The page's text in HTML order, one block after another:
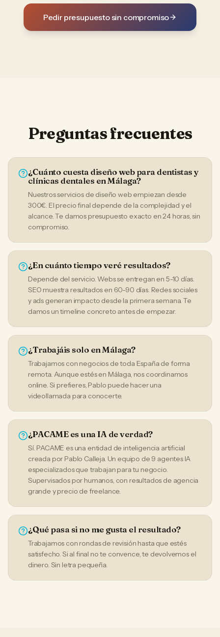
Pedir presupuesto sin compromiso
Preguntas frecuentes
¿Cuánto cuesta diseño web para dentistas y
clínicas dentales en Málaga?
Nuestros servicios de diseño web empiezan desde
300€. El precio final depende de la complejidad y el
alcance. Te damos presupuesto exacto en 24 horas, sin
compromiso.
¿En cuánto tiempo veré resultados?
Depende del servicio. Webs se entregan en 5-10 días.
SEO muestra resultados en 60-90 días. Redes sociales
y ads generan impacto desde la primera semana. Te
damos un timeline concreto antes de empezar.
¿Trabajáis solo en Málaga?
Trabajamos con negocios de toda España de forma
remota. Aunque estés en Málaga, nos coordinamos
online. Si prefieres, Pablo puede hacer una
videollamada para conocerte.
¿PACAME es una IA de verdad?
Sí. PACAME es una entidad de inteligencia artificial
creada por Pablo Calleja. Un equipo de 9 agentes IA
especializados que trabajan para tu negocio.
Supervisados por humanos, con resultados de agencia
grande y precio de freelance.
¿Qué pasa si no me gusta el resultado?
Trabajamos con rondas de revisión hasta que estés
satisfecho. Si al final no te convence, te devolvemos el
dinero. Sin letra pequeña.